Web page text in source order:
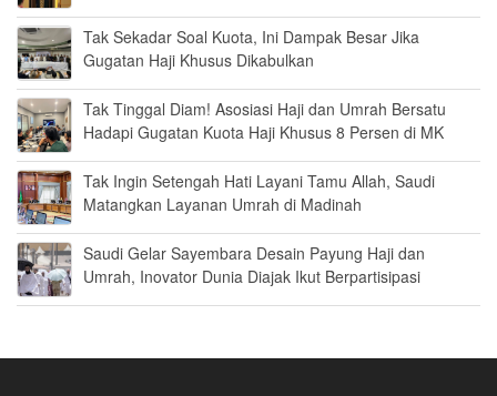
Tak Sekadar Soal Kuota, Ini Dampak Besar Jika
Gugatan Haji Khusus Dikabulkan
Tak Tinggal Diam! Asosiasi Haji dan Umrah Bersatu
Hadapi Gugatan Kuota Haji Khusus 8 Persen di MK
Tak Ingin Setengah Hati Layani Tamu Allah, Saudi
Matangkan Layanan Umrah di Madinah
Saudi Gelar Sayembara Desain Payung Haji dan
Umrah, Inovator Dunia Diajak Ikut Berpartisipasi